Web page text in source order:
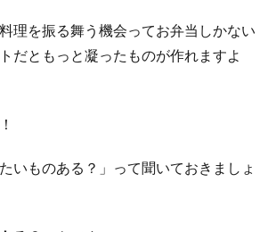
理を振る舞う機会ってお弁当しかない
だともっと凝ったものが作れますよ
いものある？」って聞いておきましょ